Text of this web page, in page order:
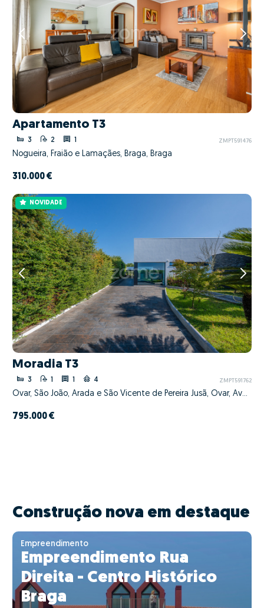
Apartamento T3
3 2 1 ZMPT591476
Nogueira, Fraião e Lamaçães, Braga, Braga
310.000 €
NOVIDADE
Moradia T3
3 4 ZMPT591762
Ovar, São João, Arada e São Vicente de Pereira Jusã, Ovar, Aveiro
795.000 €
Construção nova em destaque
Empreendimento
Empreendimento Rua
Direita - Centro Histórico
Braga